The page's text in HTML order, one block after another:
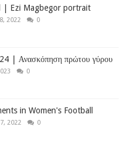
| Ezi Magbegor portrait
2022 0
| Ανασκόπηση πρώτου γύρου
0
in Women's Football
2022 0